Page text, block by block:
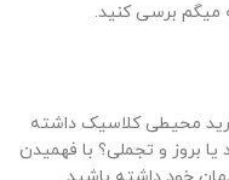
میگم برسی کنید.
محیطی کلاسیک داشته
بروز و تجملی؟ با فهمیدن